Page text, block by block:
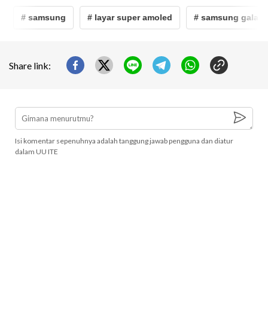
# samsung # layar super amoled # samsung galaxy
Share link:
Isi komentar sepenuhnya adalah tanggung jawab pengguna dan diatur
dalam UU ITE